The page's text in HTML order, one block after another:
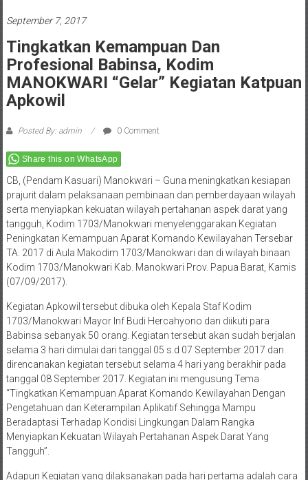
Tingkatkan Kemampuan Dan
Profesional Babinsa, Kodim
MANOKWARI “Gelar” Kegiatan Katpuan
Apkowil
Share this on WhatsApp
CB, (Pendam Kasuari) Manokwari – Guna meningkatkan kesiapan
prajurit dalam pelaksanaan pembinaan dan pemberdayaan wilayah
serta menyiapkan kekuatan wilayah pertahanan aspek darat yang
tangguh, Kodim 1703/Manokwari menyelenggarakan Kegiatan
Peningkatan Kemampuan Aparat Komando Kewilayahan Tersebar
TA. 2017 di Aula Makodim 1703/Manokwari dan di wilayah binaan
Kodim 1703/Manokwari Kab. Manokwari Prov. Papua Barat, Kamis
Kegiatan Apkowil tersebut dibuka oleh Kepala Staf Kodim
1703/Manokwari Mayor Inf Budi Hercahyono dan diikuti para
Babinsa sebanyak 50 orang. Kegiatan tersebut akan sudah berjalan
selama 3 hari dimulai dari tanggal 05 s.d 07 September 2017 dan
direncanakan kegiatan tersebut selama 4 hari yang berakhir pada
tanggal 08 September 2017. Kegiatan ini mengusung Tema
“Tingkatkan Kemampuan Aparat Komando Kewilayahan Dengan
Pengetahuan dan Keterampilan Aplikatif Sehingga Mampu
Beradaptasi Terhadap Kondisi Lingkungan Dalam Rangka
Menyiapkan Kekuatan Wilayah Pertahanan Aspek Darat Yang